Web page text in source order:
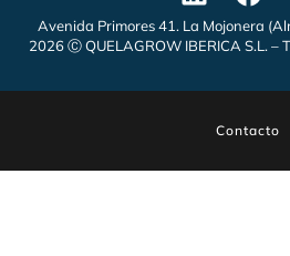
Avenida Primores 41. La Mojonera
2026 Ⓒ QUELAGROW IBERICA S.L. –
Contacto